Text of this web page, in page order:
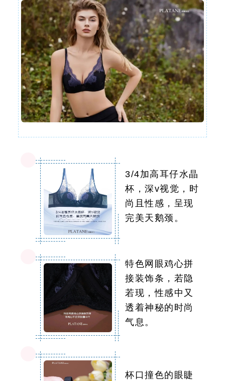
3/4加高耳仔水晶
杯，深v视觉，时
尚且性感，呈现
完美天鹅颈。
特色网眼鸡心拼
接装饰条，若隐
若现，性感中又
透着神秘的时尚
气息。
杯口撞色的眼睫